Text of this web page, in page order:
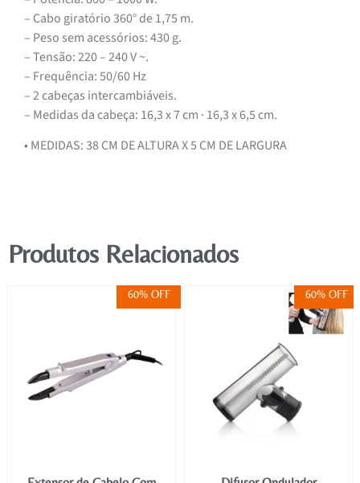
– Cabo giratório 360° de 1,75 m.
– Peso sem acessórios: 430 g.
– Tensão: 220 – 240 V ~.
– Frequência: 50/60 Hz
– 2 cabeças intercambiáveis.
– Medidas da cabeça: 16,3 x 7 cm · 16,3 x 6,5 cm.
• MEDIDAS: 38 CM DE ALTURA X 5 CM DE LARGURA
Produtos Relacionados
60% OFF 60% OFF